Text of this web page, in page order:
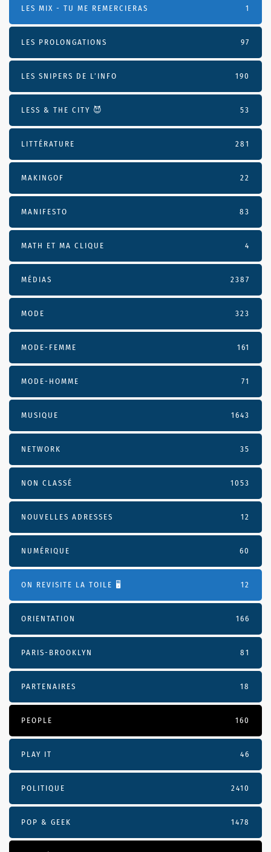
LES MIX - TU ME REMERCIERAS 1
LES PROLONGATIONS 97
LES SNIPERS DE L’INFO 190
LESS & THE CITY 😈 53
LITTÉRATURE 281
MAKINGOF 22
MANIFESTO 83
MATH ET MA CLIQUE 4
MÉDIAS 2387
MODE 323
MODE-FEMME 161
MODE-HOMME 71
MUSIQUE 1643
NETWORK 35
NON CLASSÉ 1053
NOUVELLES ADRESSES 12
NUMÉRIQUE 60
ON REVISITE LA TOILE 🖥️ 12
ORIENTATION 166
PARIS-BROOKLYN 81
PARTENAIRES 18
PEOPLE 160
PLAY IT 46
POLITIQUE 2410
POP & GEEK 1478